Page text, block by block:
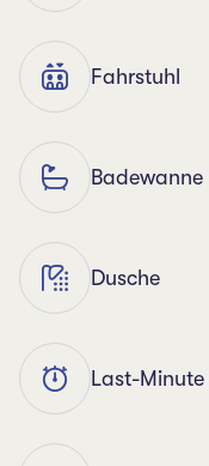
Fahrstuhl
Badewanne
Dusche
Last-Minute